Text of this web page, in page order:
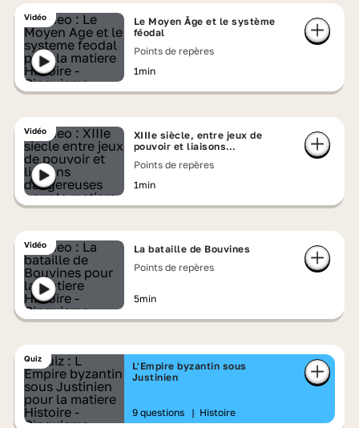
Vidéo
Le Moyen Âge et le système
féodal
Points de repères
1min
Vidéo
XIIIe siècle, entre jeux de
pouvoir et liaisons
Points de repères
1min
Vidéo
La bataille de Bouvines
Points de repères
5min
Quiz
L'Empire byzantin sous
Justinien
9 questions | Histoire